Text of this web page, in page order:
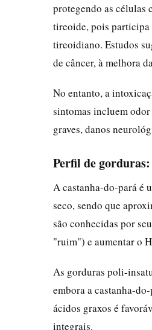
protegendo as células
tireoide, pois
tireoidiano. Estudos
de câncer, à melhora
No entanto, a
sintomas incluem odor
graves, danos
Perfil de
A castanha-do-pará é
seco, sendo que
são conhecidas por
"ruim") e aumentar o
As gorduras poli-
embora a castanha-
ácidos graxos é
integrais.